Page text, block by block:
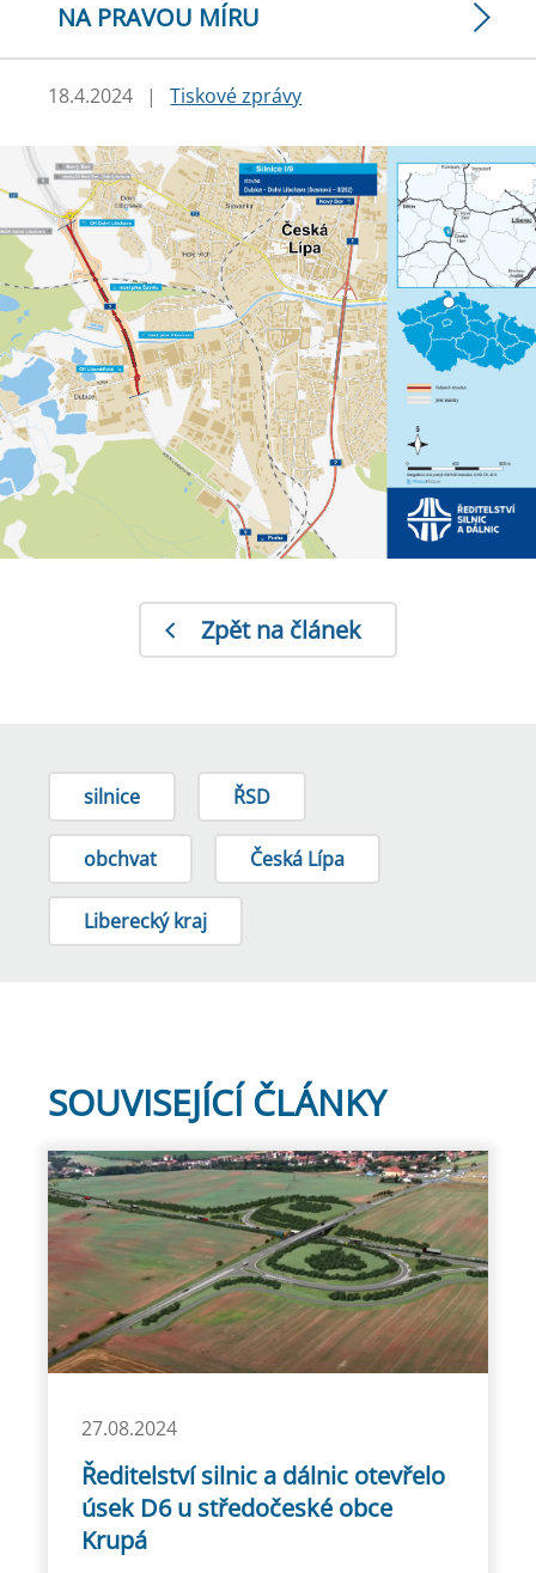
NA PRAVOU MÍRU
18.4.2024 | Tiskové zprávy
Zpět na článek
silnice ŘSD
obchvat Česká Lípa
Liberecký kraj
SOUVISEJÍCÍ ČLÁNKY
27.08.2024
Ředitelství silnic a dálnic otevřelo
úsek D6 u středočeské obce
Krupá